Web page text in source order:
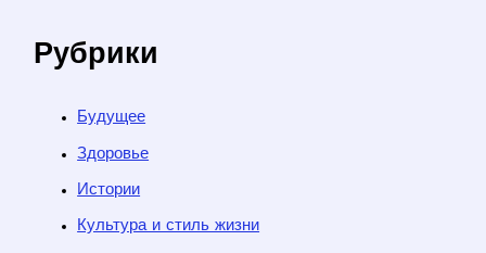
Рубрики
Будущее
Здоровье
Истории
Культура и стиль жизни